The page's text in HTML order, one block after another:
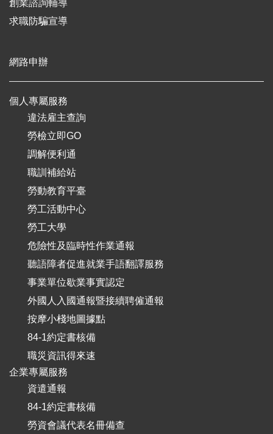
創業諮詢輔導
求職防騙宣導
網路申辦
個人專屬服務
違法雇主查詢
勞檢立即GO
調解便利通
職訓補給站
勞動教育平臺
勞工活動中心
勞工大學
危險性及臨時性作業通報
聽語障者促進就業手語翻譯服務
事業單位歇業事實認定
外國人入國通報暨接續聘僱通報
按摩小棧地圖據點
84-1約定書核備
職災資訊得來速
企業專屬服務
資遣通報
84-1約定書核備
勞資會議代表名冊備查